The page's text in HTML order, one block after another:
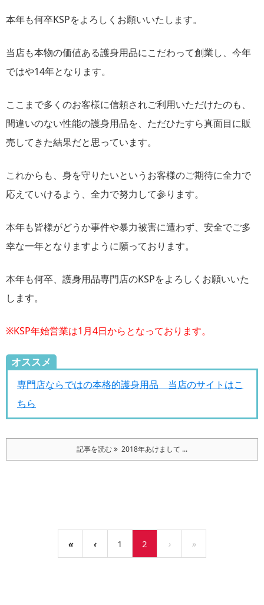
本年も何卒KSPをよろしくお願いいたします。
当店も本物の価値ある護身用品にこだわって創業し、今年
ではや14年となります。
ここまで多くのお客様に信頼されご利用いただけたのも、
間違いのない性能の護身用品を、ただひたすら真面目に販
売してきた結果だと思っています。
これからも、身を守りたいというお客様のご期待に全力で
応えていけるよう、全力で努力して参ります。
本年も皆様がどうか事件や暴力被害に遭わず、安全でご多
幸な一年となりますように願っております。
本年も何卒、護身用品専門店のKSPをよろしくお願いいた
します。
※KSP年始営業は1月4日からとなっております。
オススメ
専門店ならではの本格的護身用品 当店のサイトはこ
ちら
記事を読む 2018年あけまして ...
« ‹ 1 2 › »